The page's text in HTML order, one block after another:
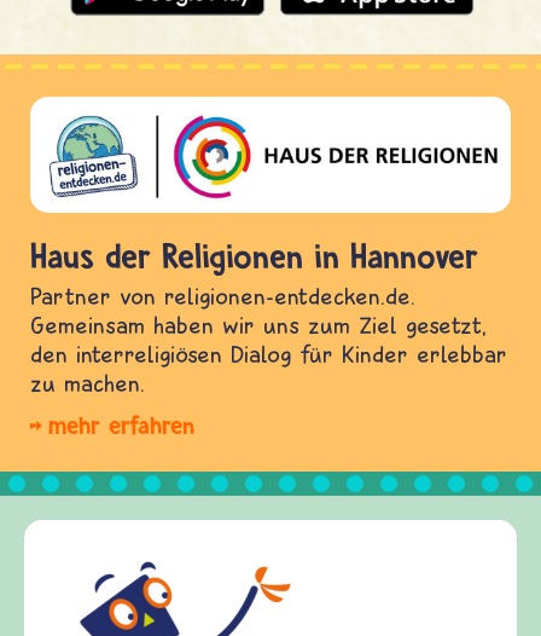
Haus der Religionen in Hannover
Partner von religionen-entdecken.de.
Gemeinsam haben wir uns zum Ziel gesetzt,
den interreligiösen Dialog für Kinder erlebbar
zu machen.
mehr erfahren
Frieden Fragen